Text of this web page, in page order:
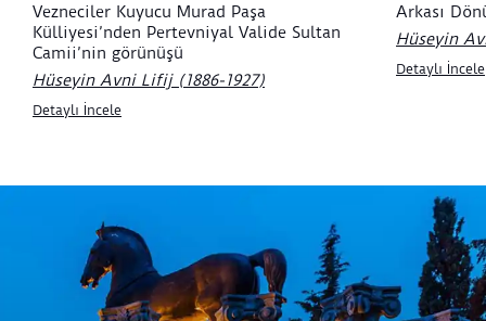
Vezneciler Kuyucu Murad Paşa
Külliyesi’nden Pertevniyal Valide Sultan
Camii’nin görünüşü
Hüseyin Avni Lifij (1886-1927)
Detaylı İncele
Arkası
Hüseyin
Detaylı İncele